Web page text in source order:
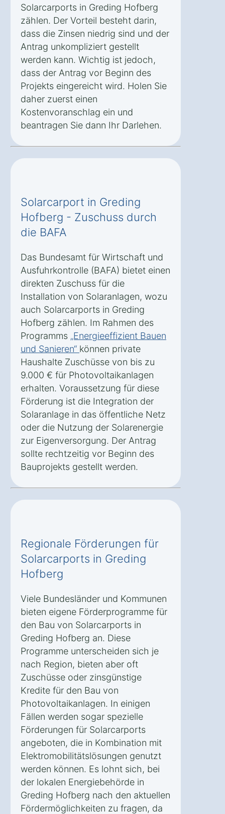
Solarcarports in Greding Hofberg
zählen. Der Vorteil besteht darin,
dass die Zinsen niedrig sind und der
Antrag unkompliziert gestellt
werden kann. Wichtig ist jedoch,
dass der Antrag vor Beginn des
Projekts eingereicht wird. Holen Sie
daher zuerst einen
Kostenvoranschlag ein und
beantragen Sie dann Ihr Darlehen.
Solarcarport in Greding
Hofberg - Zuschuss durch
die BAFA
Das Bundesamt für Wirtschaft und
Ausfuhrkontrolle (BAFA) bietet einen
direkten Zuschuss für die
Installation von Solaranlagen, wozu
auch Solarcarports in Greding
Hofberg zählen. Im Rahmen des
Programms „Energieeffizient Bauen
und Sanieren“ können private
Haushalte Zuschüsse von bis zu
9.000 € für Photovoltaikanlagen
erhalten. Voraussetzung für diese
Förderung ist die Integration der
Solaranlage in das öffentliche Netz
oder die Nutzung der Solarenergie
zur Eigenversorgung. Der Antrag
sollte rechtzeitig vor Beginn des
Bauprojekts gestellt werden.
Regionale Förderungen für
Solarcarports in Greding
Hofberg
Viele Bundesländer und Kommunen
bieten eigene Förderprogramme für
den Bau von Solarcarports in
Greding Hofberg an. Diese
Programme unterscheiden sich je
nach Region, bieten aber oft
Zuschüsse oder zinsgünstige
Kredite für den Bau von
Photovoltaikanlagen. In einigen
Fällen werden sogar spezielle
Förderungen für Solarcarports
angeboten, die in Kombination mit
Elektromobilitätslösungen genutzt
werden können. Es lohnt sich, bei
der lokalen Energiebehörde in
Greding Hofberg nach den aktuellen
Fördermöglichkeiten zu fragen, da